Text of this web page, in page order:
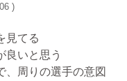
)
見てる
良いと思う
、周りの選手の意図